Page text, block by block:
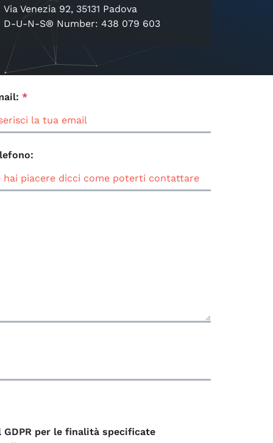
Via Venezia 92, 35131 Padova
D-U-N-S® Number: 438 079 603
*
per le finalità specificate